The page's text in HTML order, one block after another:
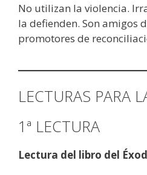
No utilizan la violencia.
la defienden. Son amigos
promotores de
LECTURAS PARA
1ª LECTURA
Lectura del libro del